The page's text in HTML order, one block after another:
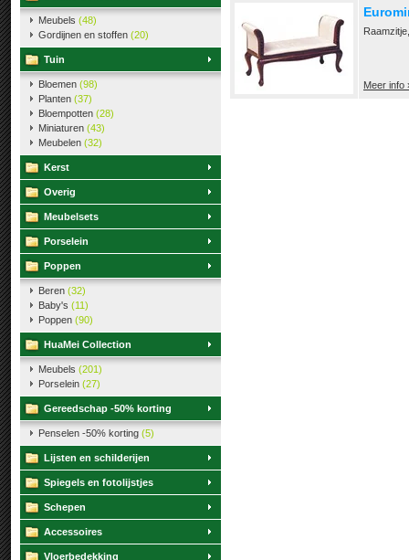
Meubels (48)
Gordijnen en stoffen (20)
Tuin
Bloemen (98)
Planten (37)
Bloempotten (28)
Miniaturen (43)
Meubelen (32)
Kerst
Overig
Meubelsets
Porselein
Poppen
Beren (32)
Baby's (11)
Poppen (90)
HuaMei Collection
Meubels (201)
Porselein (27)
Gereedschap -50% korting
Penselen -50% korting (5)
Lijsten en schilderijen
Spiegels en fotolijstjes
Schepen
Accessoires
Vloerbedekking
Meer info